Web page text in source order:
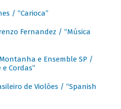
/ “Carioca”
Fernandez / “Música
e Ensemble SP /
Cordas”
de Violões / “Spanish